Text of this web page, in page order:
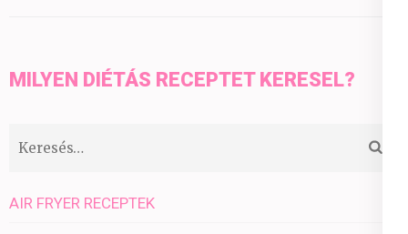
MILYEN DIÉTÁS RECEPTET KERESEL?
Keresés:
AIR FRYER RECEPTEK